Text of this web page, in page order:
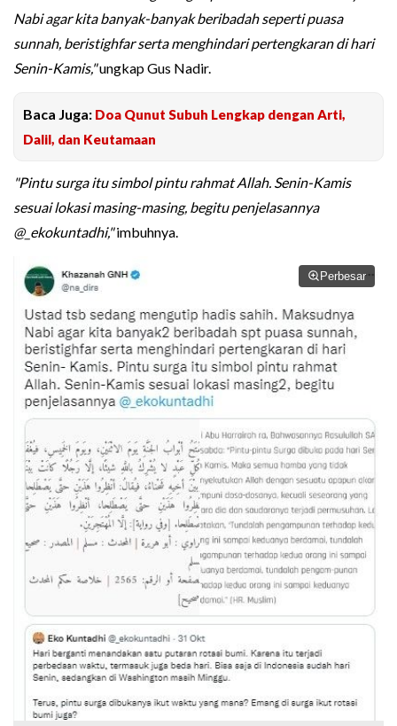
Nabi agar kita banyak-banyak beribadah seperti puasa
sunnah, beristighfar serta menghindari pertengkaran di hari
Senin-Kamis,"ungkap Gus Nadir.
Baca Juga: Doa Qunut Subuh Lengkap dengan Arti,
Dalil, dan Keutamaan
"Pintu surga itu simbol pintu rahmat Allah. Senin-Kamis
sesuai lokasi masing-masing, begitu penjelasannya
@_ekokuntadhi,"imbuhnya.
Perbesar